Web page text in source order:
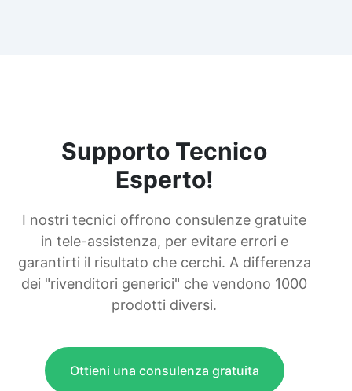
Supporto Tecnico
Esperto!
I nostri tecnici offrono consulenze gratuite
in tele-assistenza, per evitare errori e
garantirti il risultato che cerchi. A differenza
dei "rivenditori generici" che vendono 1000
prodotti diversi.
Ottieni una consulenza gratuita